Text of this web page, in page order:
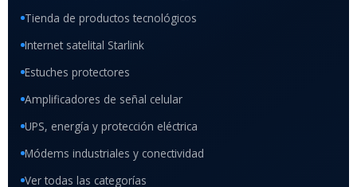
Tienda de productos tecnológicos
Internet satelital Starlink
Estuches protectores
Amplificadores de señal celular
UPS, energía y protección eléctrica
Módems industriales y conectividad
Ver todas las categorías